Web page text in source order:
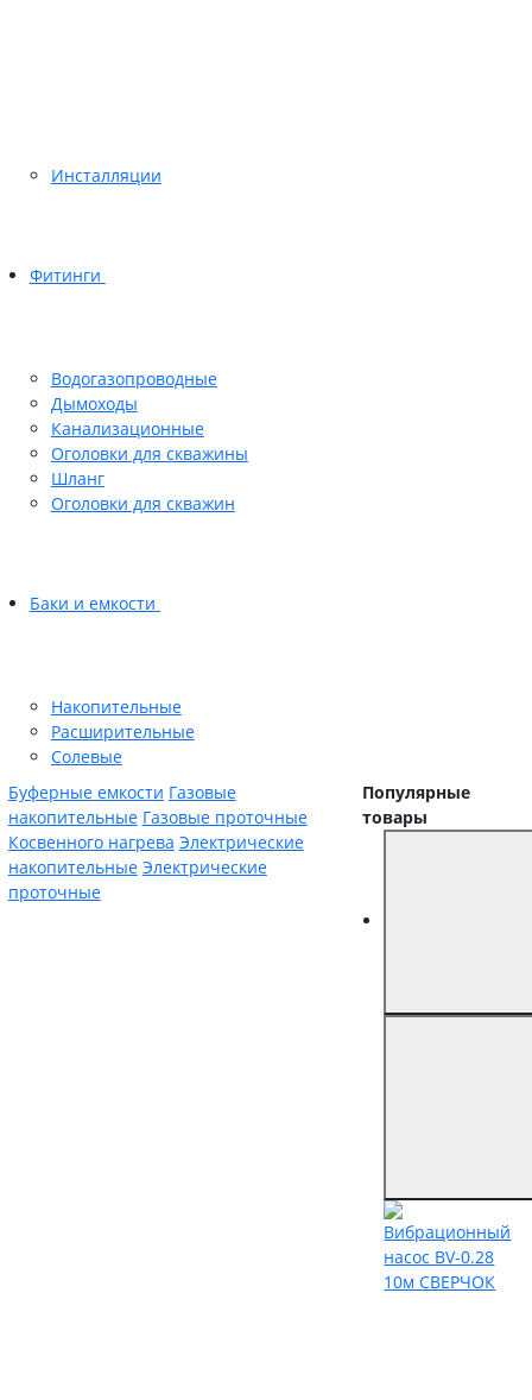
Инсталляции
Фитинги
Водогазопроводные
Дымоходы
Канализационные
Оголовки для скважины
Шланг
Оголовки для скважин
Баки и емкости
Накопительные
Расширительные
Солевые
Буферные емкости Газовые
накопительные Газовые проточные
Косвенного нагрева Электрические
накопительные Электрические
проточные
Популярные
товары